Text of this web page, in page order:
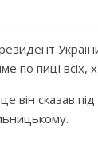
по пиці всіх,
він сказав